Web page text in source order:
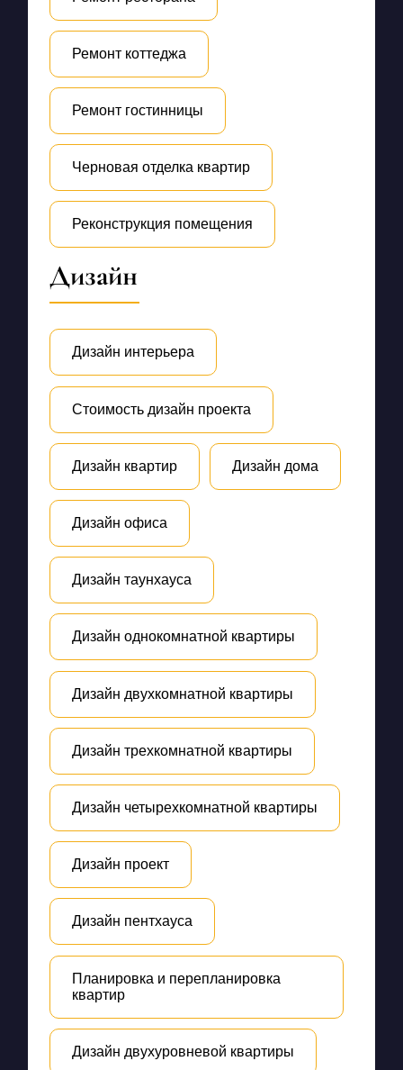
Ремонт коттеджа
Ремонт гостинницы
Черновая отделка квартир
Реконструкция помещения
Дизайн
Дизайн интерьера
Стоимость дизайн проекта
Дизайн квартир Дизайн дома
Дизайн офиса
Дизайн таунхауса
Дизайн однокомнатной квартиры
Дизайн двухкомнатной квартиры
Дизайн трехкомнатной квартиры
Дизайн четырехкомнатной квартиры
Дизайн проект
Дизайн пентхауса
Планировка и перепланировка
квартир
Дизайн двухуровневой квартиры